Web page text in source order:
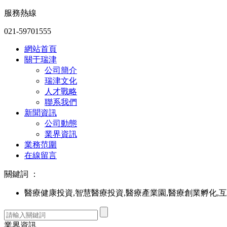
服務熱線
021-59701555
網站首頁
關于瑞津
公司簡介
瑞津文化
人才戰略
聯系我們
新聞資訊
公司動態
業界資訊
業務范圍
在線留言
關鍵詞 ：
醫療健康投資,智慧醫療投資,醫療產業園,醫療創業孵化,
業界資訊